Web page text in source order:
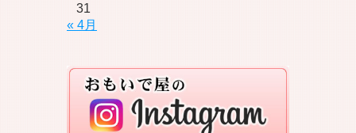
31
« 4月